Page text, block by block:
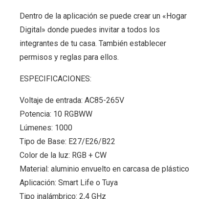
Dentro de la aplicación se puede crear un «Hogar
Digital» donde puedes invitar a todos los
integrantes de tu casa. También establecer
permisos y reglas para ellos.
ESPECIFICACIONES:
Voltaje de entrada: AC85-265V
Potencia: 10 RGBWW
Lúmenes: 1000
Tipo de Base: E27/E26/B22
Color de la luz: RGB + CW
Material: aluminio envuelto en carcasa de plástico
Aplicación: Smart Life o Tuya
Tipo inalámbrico: 2,4 GHz